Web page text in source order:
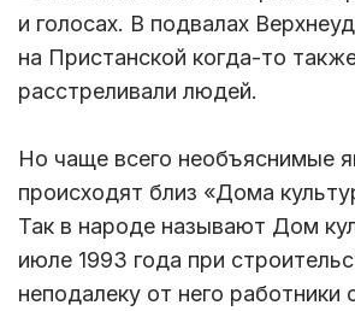
и голосах. В подвалах
на Пристанской когда-то
расстреливали людей.
Но чаще всего необъяснимые
происходят близ «Дома
Так в народе называют Дом
июле 1993 года при
неподалеку от него работники